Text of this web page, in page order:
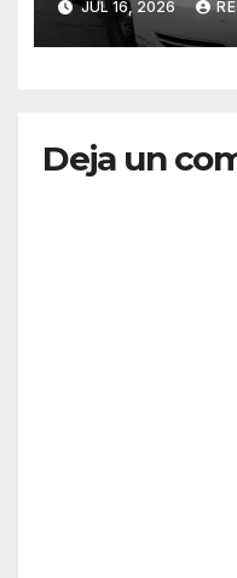
JUL 16, 2026
Deja un